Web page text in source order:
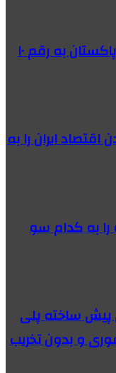
افزایش حجم تجارت بین ایران و پاکستان به رقم ۱۰
ایران را به
را به کدام سو
پیش ساخته پلی
و بدون تخریب